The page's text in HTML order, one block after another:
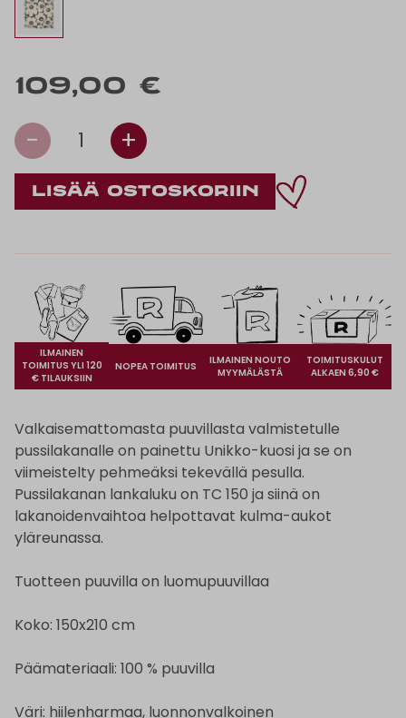
109,00 €
- 1 +
ILMAINEN
TOIMITUS YLI 120
€ TILAUKSIIN
NOPEA TOIMITUS
ILMAINEN NOUTO
MYYMÄLÄSTÄ
TOIMITUSKULUT
ALKAEN 6,90 €
Valkaisemattomasta puuvillasta valmistetulle
pussilakanalle on painettu Unikko-kuosi ja se on
viimeistelty pehmeäksi tekevällä pesulla.
Pussilakanan lankaluku on TC 150 ja siinä on
lakanoidenvaihtoa helpottavat kulma-aukot
yläreunassa.
Tuotteen puuvilla on luomupuuvillaa
Koko: 150x210 cm
Päämateriaali: 100 % puuvilla
Väri: hiilenharmaa, luonnonvalkoinen